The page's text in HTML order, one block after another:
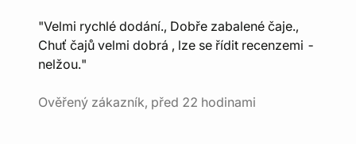
"Velmi rychlé dodání., Dobře zabalené čaje.,
Chuť čajů velmi dobrá , lze se řídit recenzemi -
nelžou."
Ověřený zákazník, před 22 hodinami